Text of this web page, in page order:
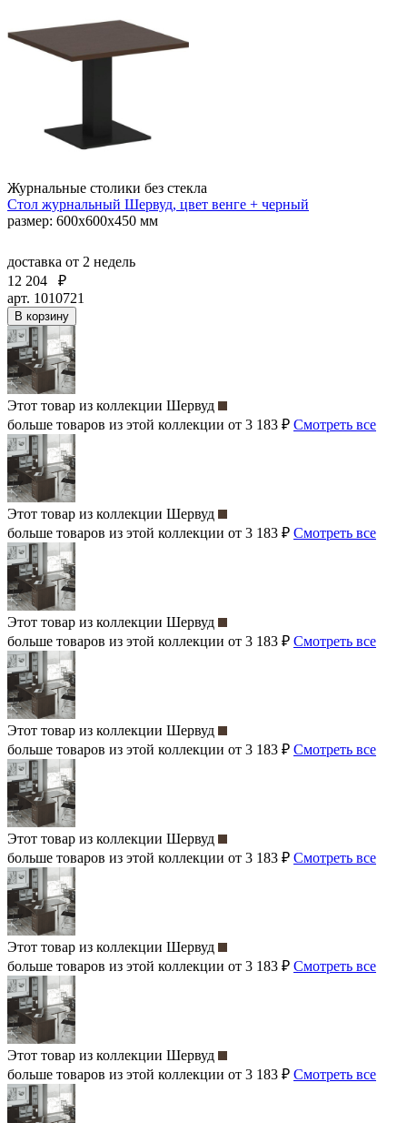
Журнальные столики без стекла
Стол журнальный Шервуд, цвет венге + черный
размер: 600х600х450 мм
доставка от 2 недель
12 204
₽
арт. 1010721
В корзину
Этот товар из коллекции Шервуд
больше товаров из этой коллекции от 3 183 ₽ Смотреть все
Этот товар из коллекции Шервуд
больше товаров из этой коллекции от 3 183 ₽ Смотреть все
Этот товар из коллекции Шервуд
больше товаров из этой коллекции от 3 183 ₽ Смотреть все
Этот товар из коллекции Шервуд
больше товаров из этой коллекции от 3 183 ₽ Смотреть все
Этот товар из коллекции Шервуд
больше товаров из этой коллекции от 3 183 ₽ Смотреть все
Этот товар из коллекции Шервуд
больше товаров из этой коллекции от 3 183 ₽ Смотреть все
Этот товар из коллекции Шервуд
больше товаров из этой коллекции от 3 183 ₽ Смотреть все